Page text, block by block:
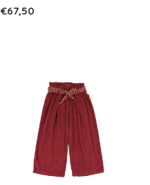
€67,50